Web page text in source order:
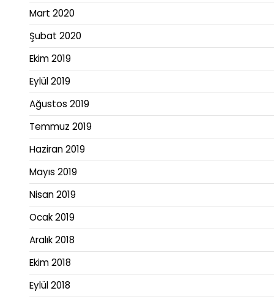
Mart 2020
Şubat 2020
Ekim 2019
Eylül 2019
Ağustos 2019
Temmuz 2019
Haziran 2019
Mayıs 2019
Nisan 2019
Ocak 2019
Aralık 2018
Ekim 2018
Eylül 2018